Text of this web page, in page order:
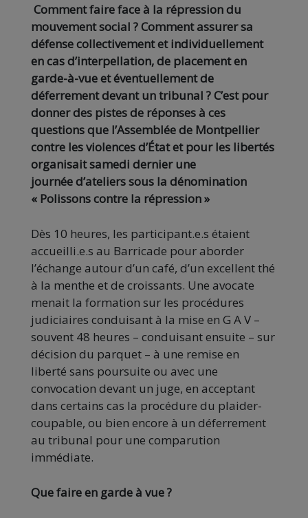
Comment faire face à la répression du
mouvement social ? Comment assurer sa
défense collectivement et individuellement
en cas d’interpellation, de placement en
garde-à-vue et éventuellement de
déferrement devant un tribunal ? C’est pour
donner des pistes de réponses à ces
questions que l’Assemblée de Montpellier
contre les violences d’État et pour les libertés
organisait samedi dernier une
journée d’ateliers sous la dénomination
« Polissons contre la répression »
Dès 10 heures, les participant.e.s étaient
accueilli.e.s au Barricade pour aborder
l’échange autour d’un café, d’un excellent thé
à la menthe et de croissants. Une avocate
menait la formation sur les procédures
judiciaires conduisant à la mise en G A V –
souvent 48 heures – conduisant ensuite – sur
décision du parquet – à une remise en
liberté sans poursuite ou avec une
convocation devant un juge, en acceptant
dans certains cas la procédure du plaider-
coupable, ou bien encore à un déferrement
au tribunal pour une comparution
immédiate.
Que faire en garde à vue ?